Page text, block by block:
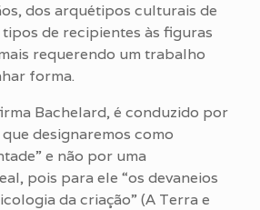
dos arquétipos culturais de
de recipientes às figuras
requerendo um trabalho
forma.
Bachelard, é conduzido por
designaremos como
e não por uma
pois para ele “os devaneios
da criação” (A Terra e